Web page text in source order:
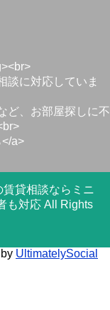
談に対応していま
ど、お部屋探しに不
</a>
貸相談ならミニ
も対応 All Rights
UltimatelySocial